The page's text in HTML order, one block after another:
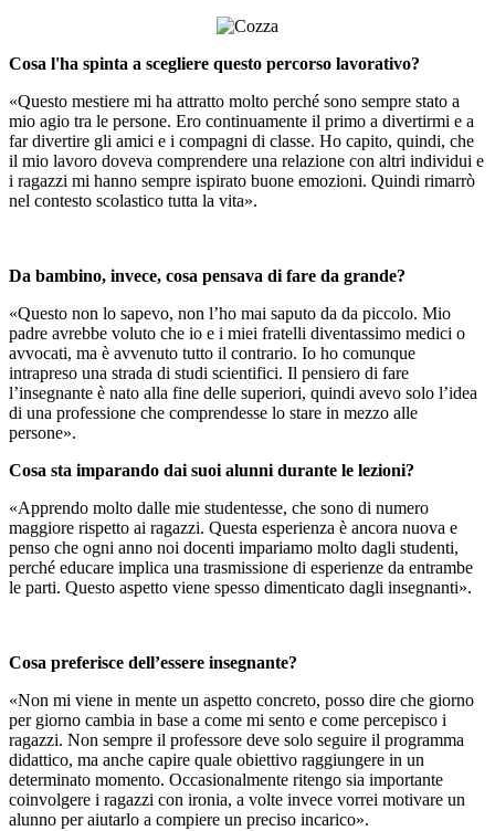
Cosa l'ha spinta a scegliere questo percorso lavorativo?
«Questo mestiere mi ha attratto molto perché sono sempre stato a
mio agio tra le persone. Ero continuamente il primo a divertirmi e a
far divertire gli amici e i compagni di classe. Ho capito, quindi, che
il mio lavoro doveva comprendere una relazione con altri individui e
i ragazzi mi hanno sempre ispirato buone emozioni. Quindi rimarrò
nel contesto scolastico tutta la vita».
Da bambino, invece, cosa pensava di fare da grande?
«Questo non lo sapevo, non l’ho mai saputo da da piccolo. Mio
padre avrebbe voluto che io e i miei fratelli diventassimo medici o
avvocati, ma è avvenuto tutto il contrario. Io ho comunque
intrapreso una strada di studi scientifici. Il pensiero di fare
l’insegnante è nato alla fine delle superiori, quindi avevo solo l’idea
di una professione che comprendesse lo stare in mezzo alle
persone».
Cosa sta imparando dai suoi alunni durante le lezioni?
«Apprendo molto dalle mie studentesse, che sono di numero
maggiore rispetto ai ragazzi. Questa esperienza è ancora nuova e
penso che ogni anno noi docenti impariamo molto dagli studenti,
perché educare implica una trasmissione di esperienze da entrambe
le parti. Questo aspetto viene spesso dimenticato dagli insegnanti».
Cosa preferisce dell’essere insegnante?
«Non mi viene in mente un aspetto concreto, posso dire che giorno
per giorno cambia in base a come mi sento e come percepisco i
ragazzi. Non sempre il professore deve solo seguire il programma
didattico, ma anche capire quale obiettivo raggiungere in un
determinato momento. Occasionalmente ritengo sia importante
coinvolgere i ragazzi con ironia, a volte invece vorrei motivare un
alunno per aiutarlo a compiere un preciso incarico».